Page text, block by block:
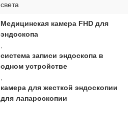
света
Медицинская камера FHD для
эндоскопа
система записи эндоскопа в
одном устройстве
камера для жесткой эндоскопии
для лапароскопии